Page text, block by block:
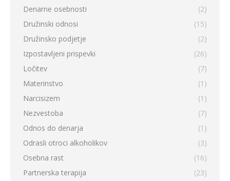
Denarne osebnosti
(2)
Družinski odnosi
(15)
Družinsko podjetje
(2)
Izpostavljeni prispevki
(26)
Ločitev
(7)
Materinstvo
(1)
Narcisizem
(1)
Nezvestoba
(7)
Odnos do denarja
(1)
Odrasli otroci alkoholikov
(3)
Osebna rast
(16)
Partnerska terapija
(23)